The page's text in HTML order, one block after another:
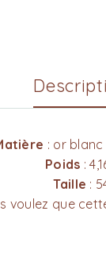
: or
Poids :
Taille :
voulez que